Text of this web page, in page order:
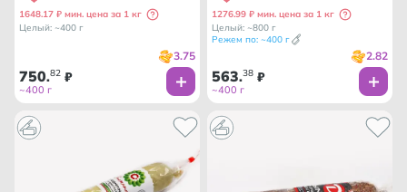
1648.17 ₽ мин. цена за 1 кг
Целый: ~400 г
3.75
750.82 ₽
~400 г
1276.99 ₽ мин. цена за 1 кг
Целый: ~800 г
Режем по: ~400 г
2.82
563.38 ₽
~400 г